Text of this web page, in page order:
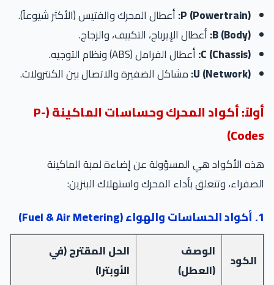
P (Powertrain): أعطال المحرك والفتيس (الأكثر شيوعاً).
B (Body): أعطال الإيرباج، التكييف، والزجاج.
C (Chassis): أعطال الفرامل (ABS) ونظام التوجيه.
U (Network): مشاكل الضفيرة والاتصال بين الكنترولات.
أولاً: أكواد المحرك وحساسات الماكينة (P-
Codes)
هذه الأكواد هي المسؤولة عن إضاءة لمبة الماكينة
الصفراء، وتتعلق بأداء المحرك واستهلاك البنزين:
1. أكواد الحساسات والهواء (Fuel & Air Metering)
الكود
الوصف
(العطل)
الحل المقترح (في
الأوبترا)